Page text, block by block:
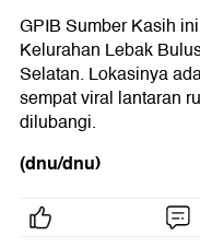
GPIB Sumber Kasih
Kelurahan Lebak
Selatan. Lokasinya
sempat viral lantaran
dilubangi.
(dnu/dnu)